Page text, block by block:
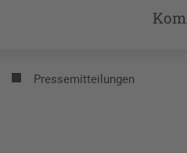
Pressemitteilungen